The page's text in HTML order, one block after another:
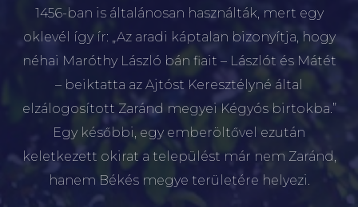
1456-ban is általánosan használták, mert egy
oklevél így ír: „Az aradi káptalan bizonyítja, hogy
néhai Maróthy László bán fiait – Lászlót és Mátét
– beiktatta az Ajtóst Keresztélyné által
elzálogosított Zaránd megyei Kégyós birtokba.”
Egy későbbi, egy emberöltővel ezután
keletkezett okirat a települést már nem Zaránd,
hanem Békés megye területére helyezi.